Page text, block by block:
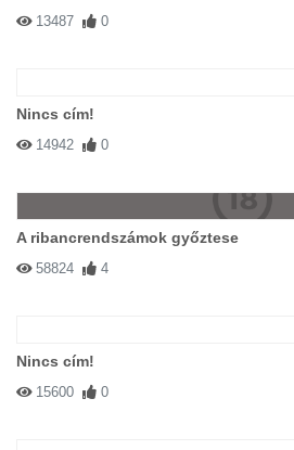
13487 0
Nincs cím!
14942 0
A ribancrendszámok győztese
58824 4
Nincs cím!
15600 0